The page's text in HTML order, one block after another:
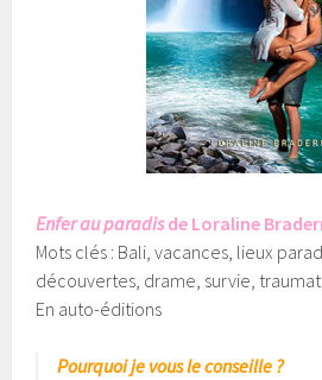
Enfer au paradisde Loraline
Mots clés : Bali, vacances, lieux
découvertes, drame, survie,
En auto-éditions
Pourquoi je vous le conseille ?